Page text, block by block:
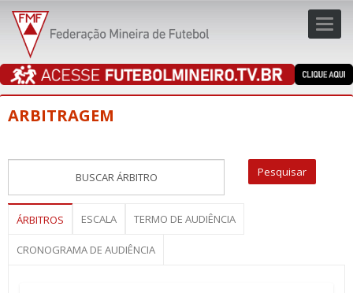
ARBITRAGEM
ÁRBITROS ESCALA TERMO DE AUDIÊNCIA
CRONOGRAMA DE AUDIÊNCIA